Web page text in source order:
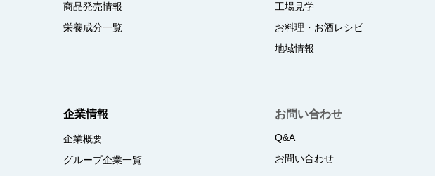
商品発売情報
栄養成分一覧
工場見学
お料理・お酒レシピ
地域情報
企業情報
企業概要
グループ企業一覧
お問い合わせ
Q&A
お問い合わせ